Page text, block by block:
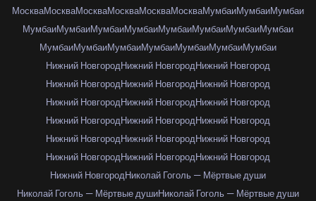
МоскваМоскваМоскваМоскваМоскваМоскваМумбаиМумбаиМумбаи
МумбаиМумбаиМумбаиМумбаиМумбаиМумбаиМумбаиМумбаи
МумбаиМумбаиМумбаиМумбаиМумбаиМумбаиМумбаи
Нижний НовгородНижний НовгородНижний Новгород
Нижний НовгородНижний НовгородНижний Новгород
Нижний НовгородНижний НовгородНижний Новгород
Нижний НовгородНижний НовгородНижний Новгород
Нижний НовгородНижний НовгородНижний Новгород
Нижний НовгородНижний НовгородНижний Новгород
Нижний НовгородНиколай Гоголь — Мёртвые души
Николай Гоголь — Мёртвые душиНиколай Гоголь — Мёртвые души